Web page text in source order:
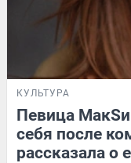
КУЛЬТУРА
Певица
себя после
рассказала о